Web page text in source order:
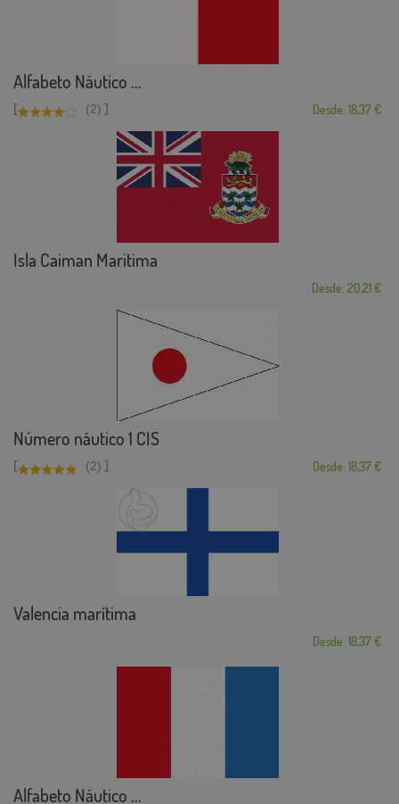
Alfabeto Náutico ...
[ (2) ] Desde: 18,37 €
Isla Caiman Maritima
Desde: 20,21 €
Número náutico 1 CIS
[ (2) ] Desde: 18,37 €
Valencia marítima
Desde: 18,37 €
Alfabeto Náutico ...